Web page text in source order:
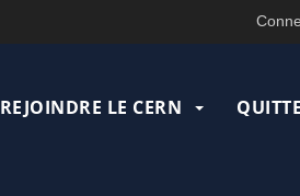
REJOINDRE LE CERN